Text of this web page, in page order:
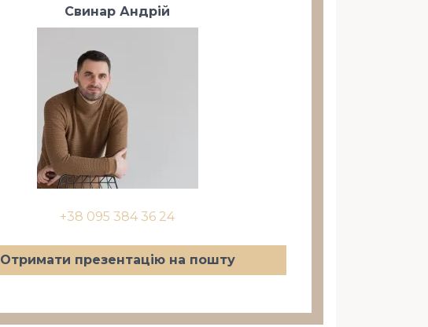
Свинар Андрій
+38 095 384 36 24
Отримати презентацію на пошту